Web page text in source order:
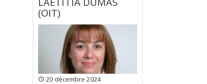
(OIT)
20 décembre 2024